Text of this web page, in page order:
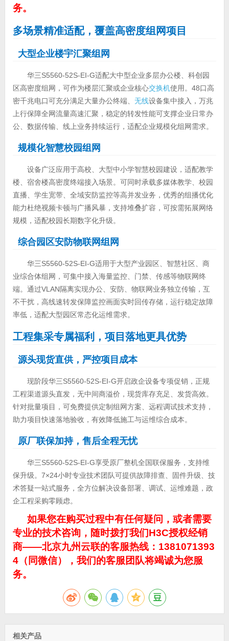
务。
多场景精准适配，覆盖高密度组网项目
大型企业楼宇汇聚组网
华三S5560-52S-EI-G适配大中型企业多层办公楼、科创园
区高密度组网，可作为楼层汇聚或企业核心交换机使用。48口高
密千兆电口可充分满足大量办公终端、 无线设备集中接入，万兆
上行保障全网流量高速汇聚，稳定的转发性能可支撑企业日常办
公、数据传输、线上业务持续运行，适配企业规模化组网需求。
规模化智慧校园组网
设备广泛应用于高校、大型中小学智慧校园建设，适配教学
楼、宿舍楼高密度终端接入场景。可同时承载多媒体教学、校园
直播、学生宽带、全域安防监控等高并发业务，优秀的组播优化
能力杜绝视频卡顿与广播风暴，支持堆叠扩容，可按需拓展网络
规模，适配校园长期数字化升级。
综合园区安防物联网组网
华三S5560-52S-EI-G适用于大型产业园区、智慧社区、商
业综合体组网，可集中接入海量监控、门禁、传感等物联网终
端。通过VLAN隔离实现办公、安防、物联网业务独立传输，互
不干扰，高线速转发保障监控画面实时回传存储，运行稳定故障
率低，适配大型园区常态化运维需求。
工程集采专属福利，项目落地更具优势
源头现货直供，严控项目成本
现阶段华三S5560-52S-EI-G开启政企设备专项促销，正规
工程渠道源头直发，无中间商溢价，现货库存充足、发货高效。
针对批量项目，可免费提供定制组网方案、远程调试技术支持，
助力项目快速落地验收，有效降低施工与运维综合成本。
原厂联保加持，售后全程无忧
华三S5560-52S-EI-G享受原厂整机全国联保服务，支持维
保升级。7×24小时专业技术团队可提供故障排查、固件升级、技
术答疑一站式服务，全方位解决设备部署、调试、运维难题，政
企工程采购零顾虑。
如果您在购买过程中有任何疑问，或者需要
专业的技术咨询，随时拨打我们H3C授权经销
商——北京九州云联的客服热线：1381071393
4（同微信），我们的客服团队将竭诚为您服
务。
相关产品